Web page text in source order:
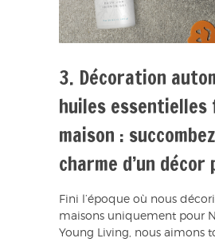
3. Décoration
huiles
maison :
charme d’un décor
Fini l’époque où nous
maisons uniquement pour
Young Living, nous aimons